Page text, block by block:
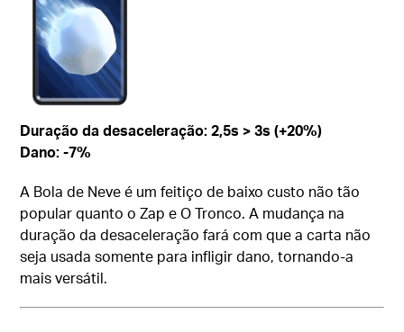
Duração da desaceleração: 2,5s > 3s (+20%)
Dano: -7%
A Bola de Neve é um feitiço de baixo custo não tão
popular quanto o Zap e O Tronco. A mudança na
duração da desaceleração fará com que a carta não
seja usada somente para infligir dano, tornando-a
mais versátil.